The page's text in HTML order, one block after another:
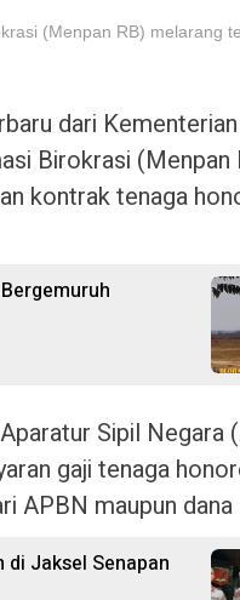
(Menpan RB) melarang
dari Kementerian
Birokrasi (Menpan
kontrak tenaga
Sipil Negara
gaji tenaga
APBN maupun dana
Jaksel Senapan